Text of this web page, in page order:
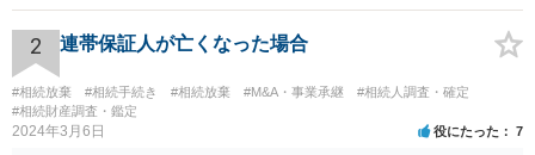
2 連帯保証人が亡くなった場合
#相続放棄 #相続手続き #相続放棄 #M&A・事業承継
#相続人調査・確定
#相続財産調査・鑑定
2024年3月6日 役にたった 7